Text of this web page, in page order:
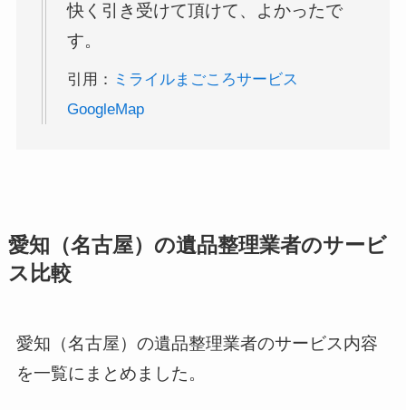
快く引き受けて頂けて、よかったで
す。
引用： ミライルまごころサービス
GoogleMap
愛知（名古屋）の遺品整理業者のサービ
ス比較
愛知（名古屋）の遺品整理業者のサービス内容
を一覧にまとめました。